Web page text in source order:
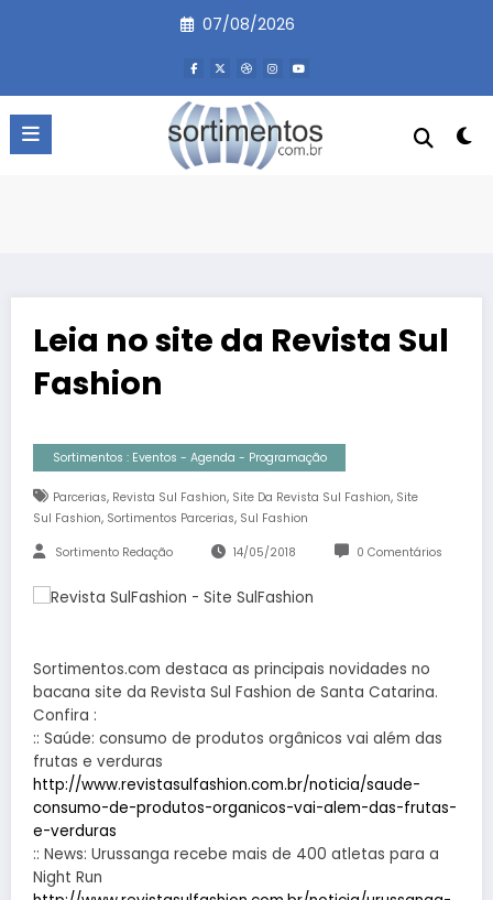
07/08/2026
Leia no site da Revista Sul
Fashion
Sortimentos : Eventos - Agenda - Programação
Parcerias, Revista Sul Fashion, Site Da Revista Sul Fashion, Site
Sul Fashion, Sortimentos Parcerias, Sul Fashion
Sortimento Redação 14/05/2018 0 Comentários
Sortimentos.com destaca as principais novidades no
bacana site da Revista Sul Fashion de Santa Catarina.
Confira :
:: Saúde: consumo de produtos orgânicos vai além das
frutas e verduras
http://www.revistasulfashion.com.br/noticia/saude-
consumo-de-produtos-organicos-vai-alem-das-frutas-
e-verduras
:: News: Urussanga recebe mais de 400 atletas para a
Night Run